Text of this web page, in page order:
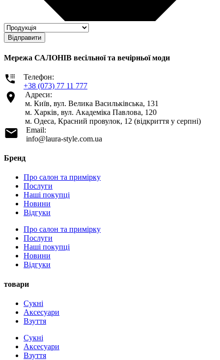
Відправити
Мережа САЛОНІВ весільної та вечірньої моди
Телефон:
+38 (073) 77 11 777
Адреси:
м. Київ, вул. Велика Васильківська, 131
м. Харків, вул. Академіка Павлова, 120
м. Одеса, Красний провулок, 12 (відкриття у серпні)
Email:
info@laura-style.com.ua
Бренд
Про салон та примірку
Послуги
Наші покупці
Новини
Відгуки
Про салон та примірку
Послуги
Наші покупці
Новини
Відгуки
товари
Сукні
Аксесуари
Взуття
Сукні
Аксесуари
Взуття